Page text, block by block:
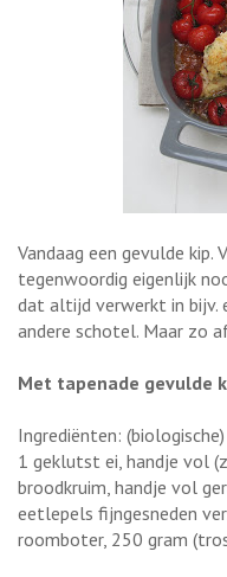
Vandaag een gevulde kip.
tegenwoordig eigenlijk
dat altijd verwerkt in bijv.
andere schotel. Maar zo
Met tapenade gevulde
Ingrediënten:
1 geklutst ei, handje vol
broodkruim, handje vol
eetlepels fijngesneden
roomboter, 250 gram